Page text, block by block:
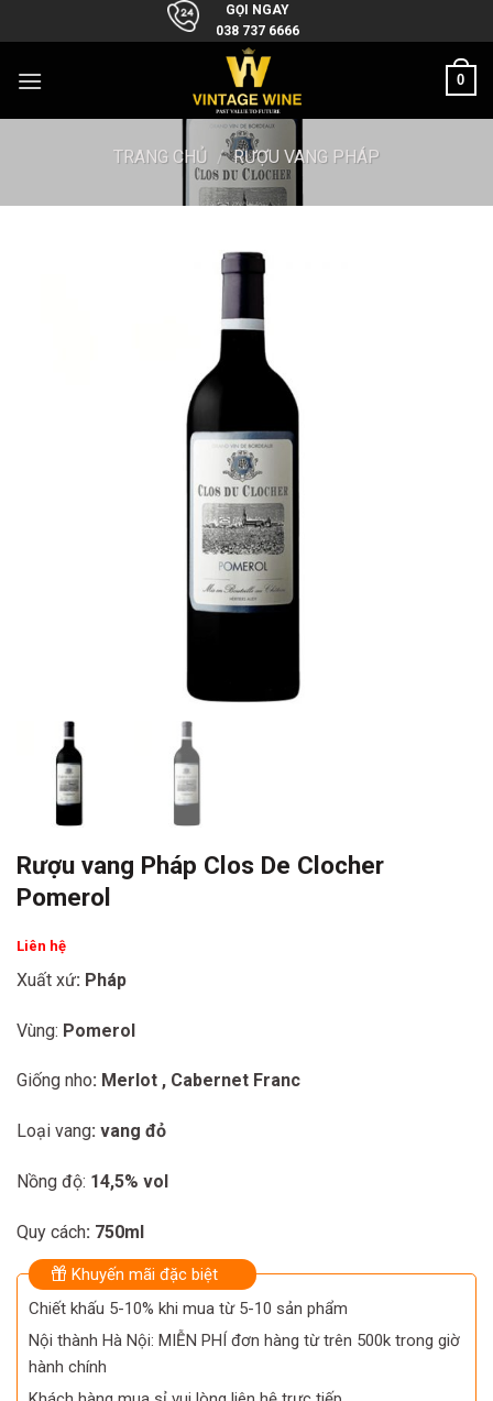
to
GỌI NGAY
038 737 6666
0
TRANG CHỦ / RƯỢU VANG PHÁP
Rượu vang Pháp Clos De Clocher
Pomerol
Liên hệ
Xuất xứ: Pháp
Vùng: Pomerol
Giống nho: Merlot , Cabernet Franc
Loại vang: vang đỏ
Nồng độ: 14,5% vol
Quy cách: 750ml
Khuyến mãi đặc biệt
Chiết khấu 5-10% khi mua từ 5-10 sản phẩm
Nội thành Hà Nội: MIỄN PHÍ đơn hàng từ trên 500k trong giờ
hành chính